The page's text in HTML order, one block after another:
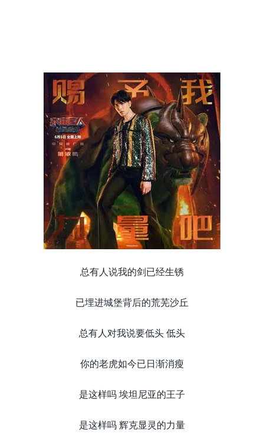
总有人说我的剑已经生锈
已埋进城堡背后的荒芜沙丘
总有人对我说要低头 低头
你的老虎如今已日渐消瘦
是这样吗 埃坦尼亚的王子
是这样吗 辉克显灵的力量